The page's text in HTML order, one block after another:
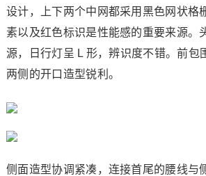
设计，上下两个中网都采用黑色网状格
素以及红色标识是性能感的重要来源。
源，日行灯呈 L 形，辨识度不错。前包
两侧的开口造型锐利。
侧面造型协调紧凑，连接首尾的腰线与